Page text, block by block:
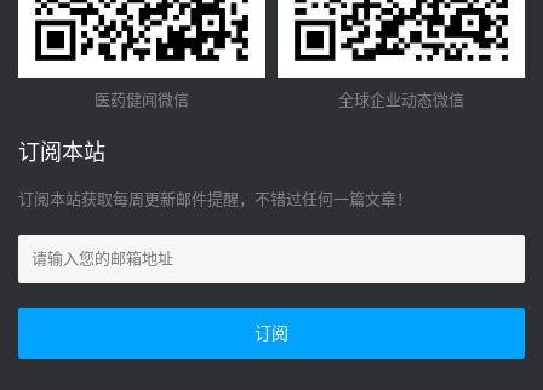
医药健闻微信 全球企业动态微信
订阅本站
订阅本站获取每周更新邮件提醒，不错过任何一篇文章！